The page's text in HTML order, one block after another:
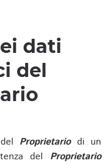
dati
del
Proprietariodi un
del Proprietario